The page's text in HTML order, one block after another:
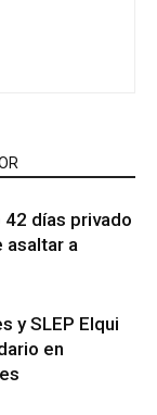
días privado
asaltar a
y SLEP Elqui
en